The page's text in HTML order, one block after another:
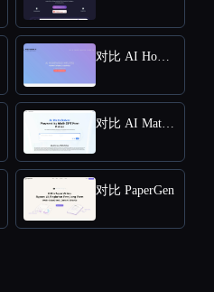
对比 AI Homework Helper - Apex Vision AI
对比 AI Math Solver Powered by Math GPT Free Online
对比 PaperGen